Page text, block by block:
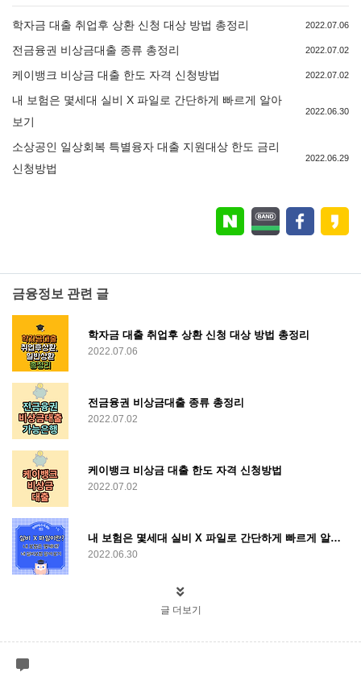
학자금 대출 취업후 상환 신청 대상 방법 총정리 2022.07.06
전금융권 비상금대출 종류 총정리 2022.07.02
케이뱅크 비상금 대출 한도 자격 신청방법 2022.07.02
내 보험은 몇세대 실비 X 파일로 간단하게 빠르게 알아
보기
2022.06.30
소상공인 일상회복 특별융자 대출 지원대상 한도 금리
신청방법
2022.06.29
금융정보 관련 글
학자금 대출 취업후 상환 신청 대상 방법 총정리
2022.07.06
전금융권 비상금대출 종류 총정리
2022.07.02
케이뱅크 비상금 대출 한도 자격 신청방법
2022.07.02
내 보험은 몇세대 실비 X 파일로 간단하게 빠르게 알아보기
2022.06.30
글 더보기